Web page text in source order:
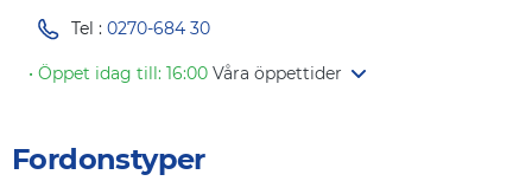
Tel : 0270-684 30
• Öppet idag till: 16:00 Våra öppettider
Fordonstyper